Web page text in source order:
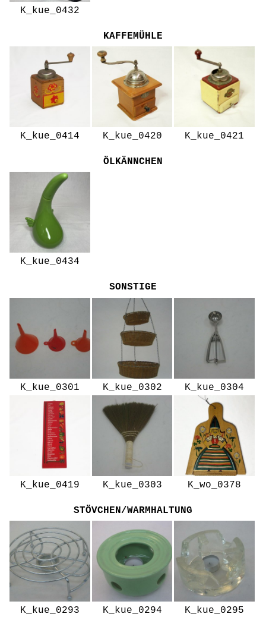
K_kue_0432
KAFFEMÜHLE
K_kue_0414 K_kue_0420 K_kue_0421
ÖLKÄNNCHEN
K_kue_0434
SONSTIGE
K_kue_0301 K_kue_0302 K_kue_0304
K_kue_0419 K_kue_0303 K_wo_0378
STÖVCHEN/WARMHALTUNG
K_kue_0293 K_kue_0294 K_kue_0295